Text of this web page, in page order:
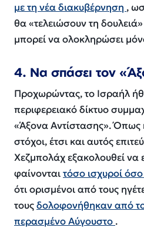
με τη νέα διακυβέρνηση ,
θα «τελειώσουν τη
μπορεί να ολοκληρώσει
4. Να σπάσει τον
Προχωρώντας, το Ισραήλ
περιφερειακό δίκτυο
«Άξονα Αντίστασης». Όπως
στόχοι, έτσι και αυτός
Χεζμπολάχ εξακολουθεί να
φαίνονταιτόσο ισχυροί
ότι ορισμένοι από τους
τουςδολοφονήθηκαν από
περασμένο Αύγουστο .